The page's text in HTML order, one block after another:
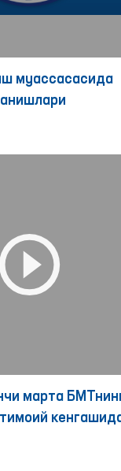
муассасасида
марта